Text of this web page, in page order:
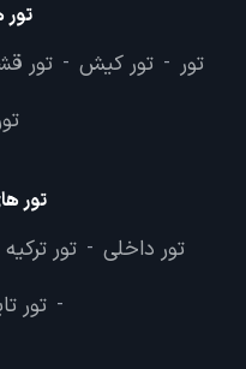
تور - تور کیش - تور
تور
تور داخلی - تور ترکیه
- تور